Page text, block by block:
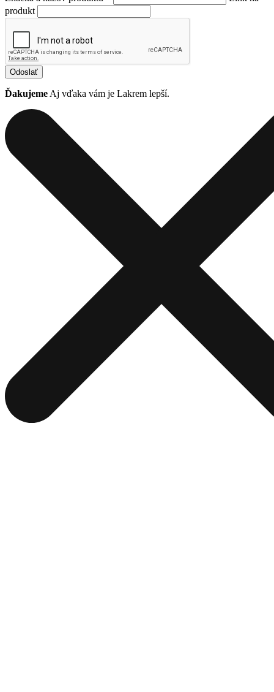
produkt
Odoslať
Ďakujeme Aj vďaka vám je Lakrem lepší.